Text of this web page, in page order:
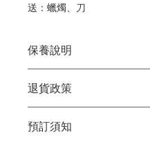
送：蠟燭、刀
保養說明
度。
2/運送時避免大力搖晃。
3/最佳保存期：3日內食用完畢
退貨政策
作，不設退換。
預訂須知